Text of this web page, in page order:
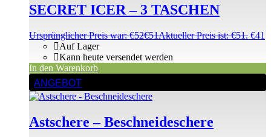
SECRET ICER – 3 TASCHEN
Ursprünglicher Preis war: €52€51Aktueller Preis ist: €51. €41
Auf Lager
Kann heute versendet werden
In den Warenkorb
ANGEBOT
Astschere – Beschneideschere